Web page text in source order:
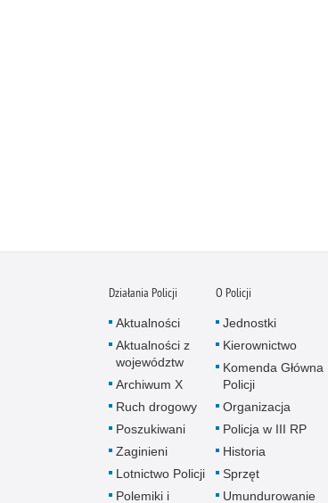
Działania Policji
Aktualności
Aktualności z
województw
Archiwum X
Ruch drogowy
Poszukiwani
Zaginieni
Lotnictwo Policji
Polemiki i
O Policji
Jednostki
Kierownictwo
Komenda Główna
Policji
Organizacja
Policja w III RP
Historia
Sprzęt
Umundurowanie